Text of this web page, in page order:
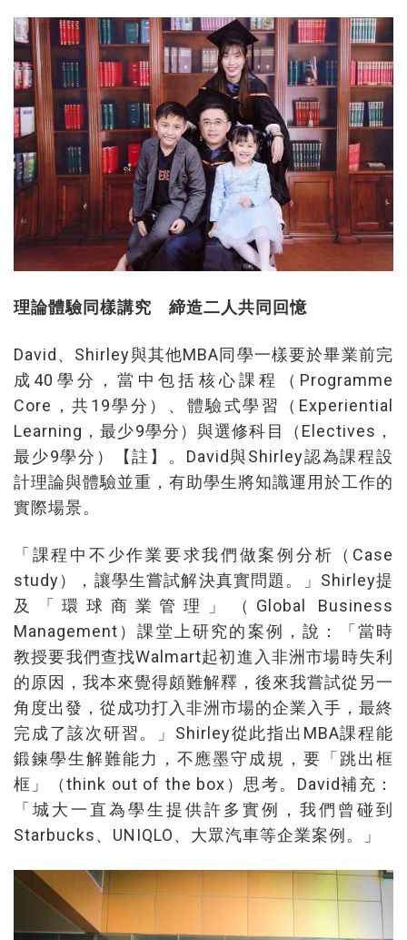
理論體驗同樣講究 締造二人共同回憶
David、Shirley與其他MBA同學一樣要於畢業前完
成40學分，當中包括核心課程（Programme
Core，共19學分）、體驗式學習（Experiential
Learning，最少9學分）與選修科目（Electives，
最少9學分）【註】。David與Shirley認為課程設
計理論與體驗並重，有助學生將知識運用於工作的
實際場景。
「課程中不少作業要求我們做案例分析（Case
study），讓學生嘗試解決真實問題。」Shirley提
及「環球商業管理」（Global Business
Management）課堂上研究的案例，說：「當時
教授要我們查找Walmart起初進入非洲市場時失利
的原因，我本來覺得頗難解釋，後來我嘗試從另一
角度出發，從成功打入非洲市場的企業入手，最終
完成了該次研習。」Shirley從此指出MBA課程能
鍛鍊學生解難能力，不應墨守成規，要「跳出框
框」（think out of the box）思考。David補充：
「城大一直為學生提供許多實例，我們曾碰到
Starbucks、UNIQLO、大眾汽車等企業案例。」